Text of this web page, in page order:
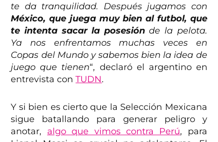
te da tranquilidad. Después jugamos con
México, que juega muy bien al futbol, que
te intenta sacar la posesiónde la pelota.
Ya nos enfrentamos muchas veces en
Copas del Mundo y sabemos bien la idea de
juego que tienen“, declaró el argentino en
entrevista conTUDN.
Y si bien es cierto que la Selección Mexicana
sigue batallando para generar peligro y
anotar, algo que vimos contra Perú, para